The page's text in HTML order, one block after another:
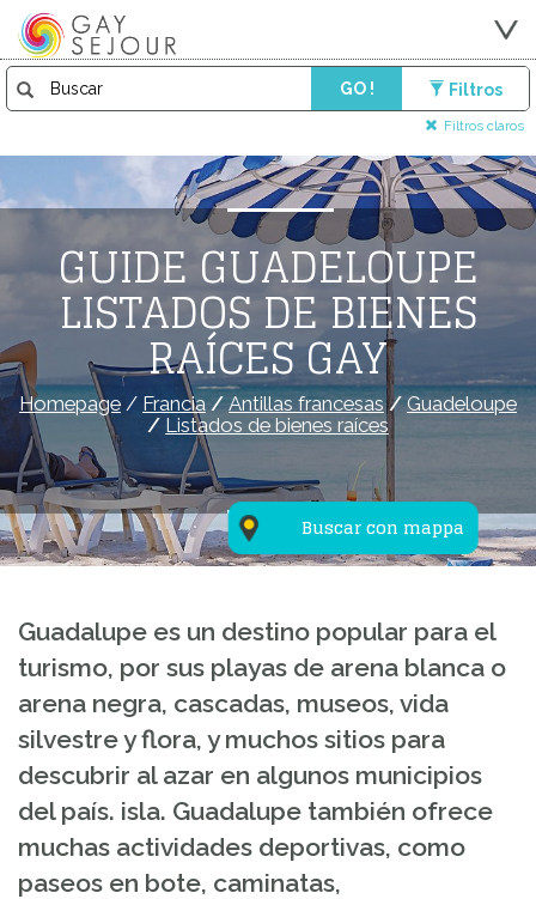
GO ! Filtros
Filtros claros
Buscar con mappa
GUIDE GUADELOUPE
LISTADOS DE BIENES
RAÍCES GAY
Homepage / Francia/Antillas francesas/Guadeloupe
/ Listados de bienes raíces
Guadalupe es un destino popular para el
turismo, por sus playas de arena blanca o
arena negra, cascadas, museos, vida
silvestre y flora, y muchos sitios para
descubrir al azar en algunos municipios
del país. isla. Guadalupe también ofrece
muchas actividades deportivas, como
paseos en bote, caminatas,